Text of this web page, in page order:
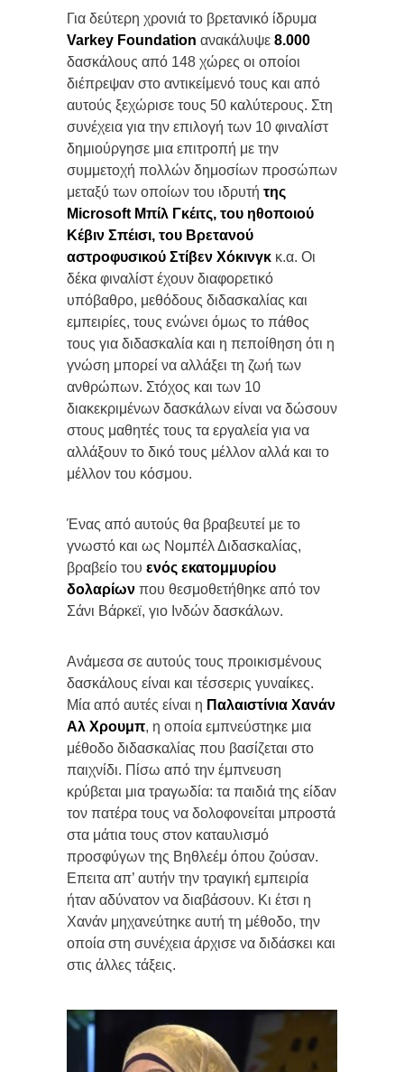
Για δεύτερη χρονιά το βρετανικό ίδρυμα
Varkey Foundation ανακάλυψε 8.000
δασκάλους από 148 χώρες οι οποίοι
διέπρεψαν στο αντικείμενό τους και από
αυτούς ξεχώρισε τους 50 καλύτερους. Στη
συνέχεια για την επιλογή των 10 φιναλίστ
δημιούργησε μια επιτροπή με την
συμμετοχή πολλών δημοσίων προσώπων
μεταξύ των οποίων του ιδρυτή της
Microsoft Μπίλ Γκέιτς, του ηθοποιού
Κέβιν Σπέισι, του Βρετανού
αστροφυσικού Στίβεν Χόκινγκ κ.α. Οι
δέκα φιναλίστ έχουν διαφορετικό
υπόβαθρο, μεθόδους διδασκαλίας και
εμπειρίες, τους ενώνει όμως το πάθος
τους για διδασκαλία και η πεποίθηση ότι η
γνώση μπορεί να αλλάξει τη ζωή των
ανθρώπων. Στόχος και των 10
διακεκριμένων δασκάλων είναι να δώσουν
στους μαθητές τους τα εργαλεία για να
αλλάξουν το δικό τους μέλλον αλλά και το
μέλλον του κόσμου.
Ένας από αυτούς θα βραβευτεί με το
γνωστό και ως Νομπέλ Διδασκαλίας,
βραβείο του ενός εκατομμυρίου
δολαρίων που θεσμοθετήθηκε από τον
Σάνι Βάρκεϊ, γιο Ινδών δασκάλων.
Ανάμεσα σε αυτούς τους προικισμένους
δασκάλους είναι και τέσσερις γυναίκες.
Μία από αυτές είναι η Παλαιστίνια Χανάν
Αλ Χρουμπ, η οποία εμπνεύστηκε μια
μέθοδο διδασκαλίας που βασίζεται στο
παιχνίδι. Πίσω από την έμπνευση
κρύβεται μια τραγωδία: τα παιδιά της είδαν
τον πατέρα τους να δολοφονείται μπροστά
στα μάτια τους στον καταυλισμό
προσφύγων της Βηθλεέμ όπου ζούσαν.
Επειτα απ’ αυτήν την τραγική εμπειρία
ήταν αδύνατον να διαβάσουν. Κι έτσι η
Χανάν μηχανεύτηκε αυτή τη μέθοδο, την
οποία στη συνέχεια άρχισε να διδάσκει και
στις άλλες τάξεις.